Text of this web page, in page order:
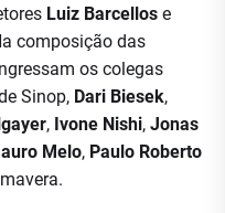
Luiz Barcellos e
composição das
os colegas
Sinop, Dari Biesek,
, Ivone Nishi, Jonas
Melo, Paulo Roberto